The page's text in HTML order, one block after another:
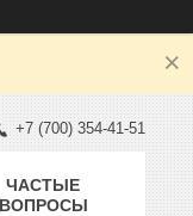
+7 (700) 354-41-51
ЧАСТЫЕ
ВОПРОСЫ